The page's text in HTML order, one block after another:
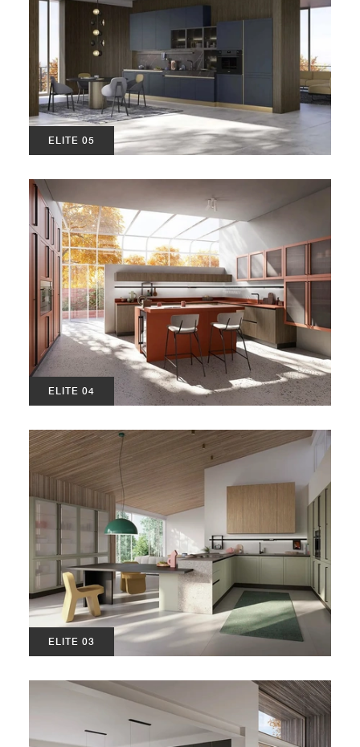
ELITE 05
ELITE 04
ELITE 03